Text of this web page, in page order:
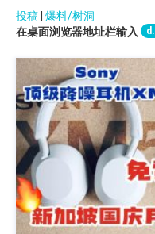
投稿 爆料/树洞
在桌面浏览器地址栏输入